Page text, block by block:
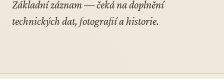
Základní záznam — čeká na doplnění
technických dat, fotografií a historie.